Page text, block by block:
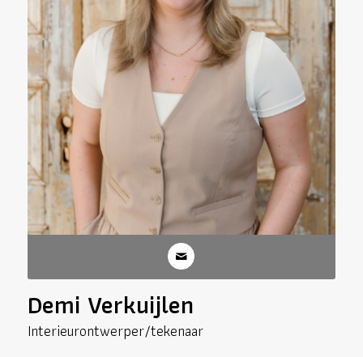
Demi Verkuijlen
Interieurontwerper/tekenaar